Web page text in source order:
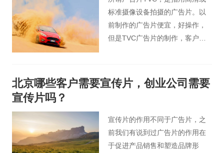
标准摄像设备拍摄的广告片。以
前制作的广告片便宜，好操作，
但是TVC广告片的制作，客户的
绍TVC广告片的特点。
北京哪些客户需要宣传片，创业公司需要
宣传片吗？
宣传片的作用不同于广告片，之
前我们有说到过广告片的作用在
于促进产品销售和塑造品牌形